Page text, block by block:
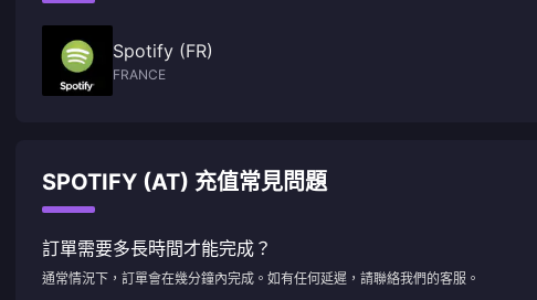
Spotify (FR)
FRANCE
SPOTIFY (AT) 充值常見問題
訂單需要多長時間才能完成？
通常情況下，訂單會在幾分鐘內完成。如有任何延遲，請聯絡我們的客服。